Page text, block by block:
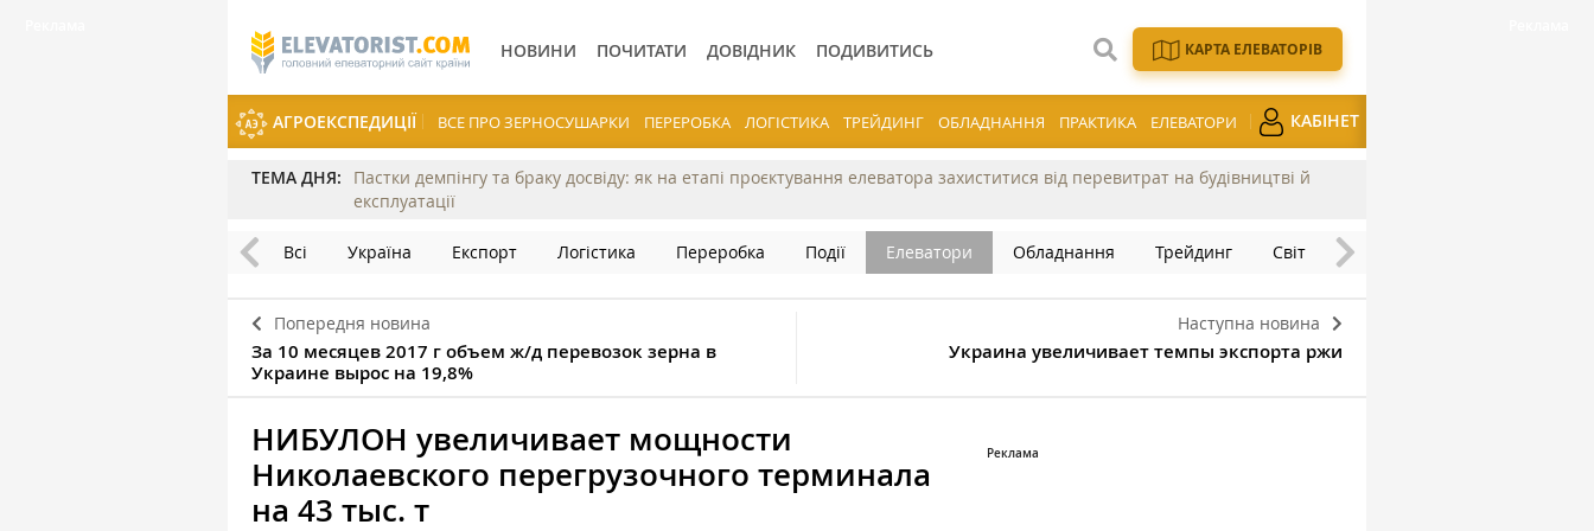
НОВИНИ ПОЧИТАТИ ДОВІДНИК ПОДИВИТИСЬ КАРТА ЕЛЕВАТОРІВ
АГРОЕКСПЕДИЦІЇ ВСЕ ПРО ЗЕРНОСУШАРКИ ПЕРЕРОБКА ЛОГІСТИКА ТРЕЙДИНГ ОБЛАДНАННЯ ПРАКТИКА ЕЛЕВАТОРИ КАБІНЕТ
ТЕМА ДНЯ:
Пастки демпінгу та браку досвіду: як на етапі проєктування елеватора захиститися від перевитрат на будівництві й
експлуатації
Всі Україна Експорт Логістика Переробка Події Елеватори Обладнання Трейдинг Світ
Попередня новина
За 10 месяцев 2017 г объем ж/д перевозок зерна в
Украине вырос на 19,8%
Наступна новина
Украина увеличивает темпы экспорта ржи
НИБУЛОН увеличивает мощности
Николаевского перегрузочного терминала
на 43 тыс. т